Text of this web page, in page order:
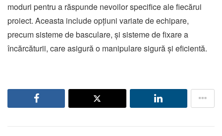
moduri pentru a răspunde nevoilor specifice ale fiecărui
proiect. Aceasta include opțiuni variate de echipare,
precum sisteme de basculare, și sisteme de fixare a
încărcăturii, care asigură o manipulare sigură și eficientă.